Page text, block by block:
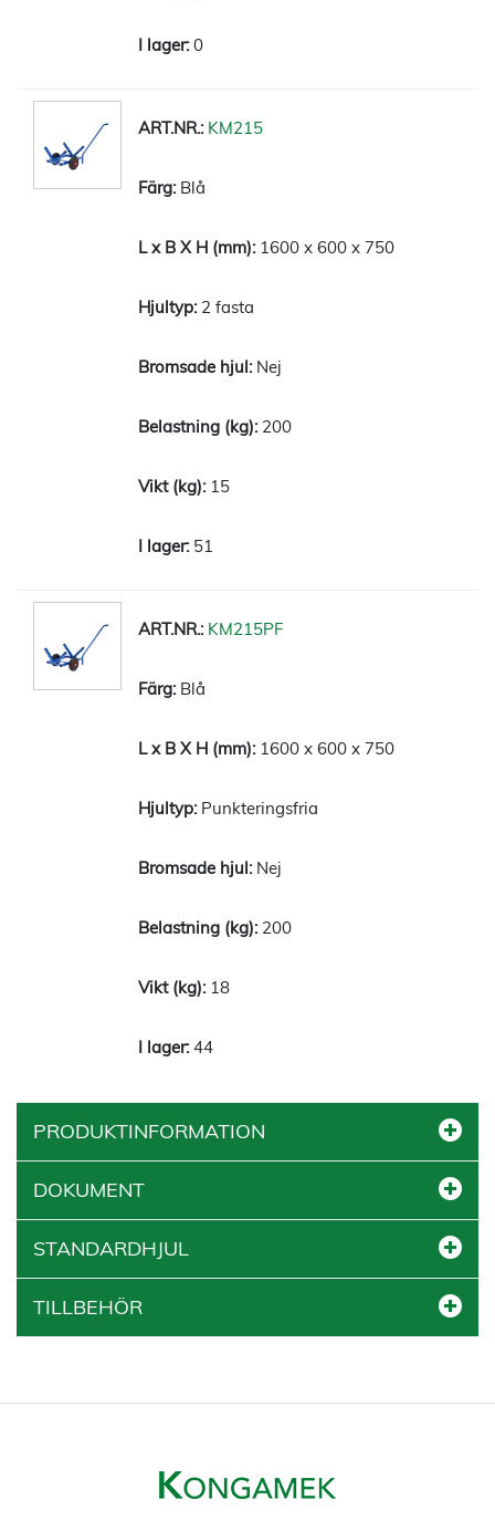
0
KM215
Blå
1600 x 600 x 750
2 fasta
Nej
200
15
51
KM215PF
Blå
1600 x 600 x 750
Punkteringsfria
Nej
200
18
44
PRODUKTINFORMATION
DOKUMENT
STANDARDHJUL
TILLBEHÖR